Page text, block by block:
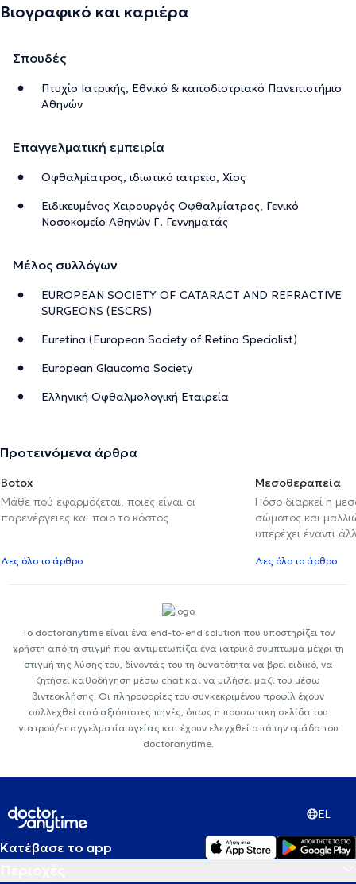
Βιογραφικό και καριέρα
Σπουδές
Πτυχίο Ιατρικής, Εθνικό & καποδιστριακό Πανεπιστήμιο
Αθηνών
Επαγγελματική εμπειρία
Οφθαλμίατρος, ιδιωτικό ιατρείο, Χίος
Ειδικευμένος Χειρουργός Οφθαλμίατρος, Γενικό
Νοσοκομείο Αθηνών Γ. Γεννηματάς
Μέλος συλλόγων
EUROPEAN SOCIETY OF CATARACT AND REFRACTIVE
SURGEONS (ESCRS)
Euretina (European Society of Retina Specialist)
European Glaucoma Society
Ελληνική Οφθαλμολογική Εταιρεία
Προτεινόμενα άρθρα
Botox
Μάθε πού εφαρμόζεται, ποιες είναι οι
παρενέργειες και ποιο το κόστος
Δες όλο το άρθρο
Μεσοθεραπεία
Πόσο διαρκεί η
σώματος και
υπερέχει έναντι
Δες όλο το άρθρο
Το doctoranytime είναι ένα end-to-end solution που υποστηρίζει τον
χρήστη από τη στιγμή που αντιμετωπίζει ένα ιατρικό σύμπτωμα μέχρι τη
στιγμή της λύσης του, δίνοντάς του τη δυνατότητα να βρεί ειδικό, να
ζητήσει καθοδήγηση μέσω chat και να μιλήσει μαζί του μέσω
βιντεοκλήσης. Οι πληροφορίες του συγκεκριμένου προφίλ έχουν
συλλεχθεί από αξιόπιστες πηγές, όπως η προσωπική σελίδα του
γιατρού/επαγγελματία υγείας και έχουν ελεγχθεί από την ομάδα του
doctoranytime.
EL
Κατέβασε το app